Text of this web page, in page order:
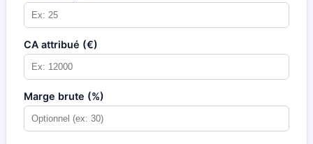
CA attribué (€)
Marge brute (%)